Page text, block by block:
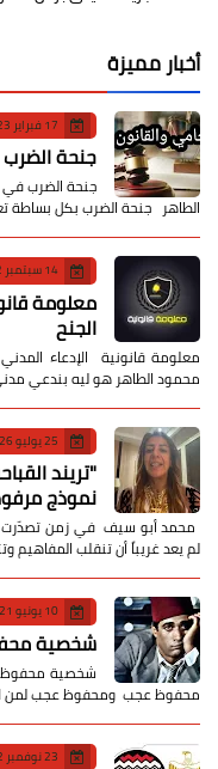
أخبار مميزة
17 فبراير 2023
جنحة
جنحة الضرب في
الطاهر جنحة الضرب بكل بساطة
14 سبتمبر 2022
معلومة
الجنح
معلومة قانونية الإدعاء
محمود الطاهر هو ليه بندعي
25 يوليو 2026
​"تريند
نموذج
محمد أبو سيف ​في زمن تصدّرت
لم يعد غريباً أن تنقلب المفاهيم
10 يونيو 2021
شخصية
شخصية محفوظ
محفوظ عجب ومحفوظ عجب لمن لا
23 نوفمبر 2022